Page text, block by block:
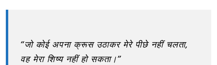
“जो कोई अपना क्रूस उठाकर मेरे पीछे नहीं चलता,
वह मेरा शिष्य नहीं हो सकता।”